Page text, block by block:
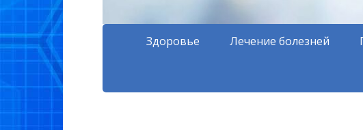
Здоровье Лечение болезней